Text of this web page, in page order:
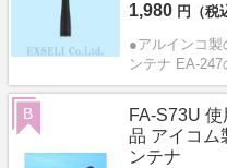
1,980 円（税
●アルインコ
ンテナ EA-247
FA-S73U
品 アイコム
ンテナ
B